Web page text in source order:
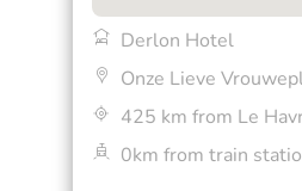
Derlon Hotel
Onze Lieve
425 km from Le
0km from train